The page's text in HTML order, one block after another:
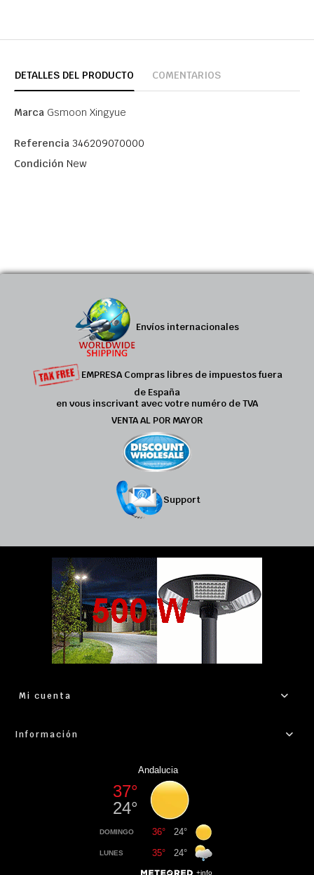
DETALLES DEL PRODUCTO COMENTARIOS
Marca Gsmoon Xingyue
Referencia 346209070000
Condición New
Envíos internacionales
EMPRESA Compras libres de impuestos fuera
de España
en vous inscrivant avec votre numéro de TVA
VENTA AL POR MAYOR
Support
Mi cuenta
Información